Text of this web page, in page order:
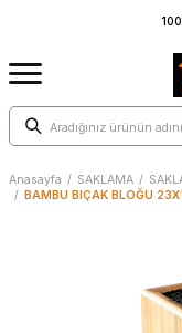
1000
Anasayfa / SAKLAMA /
/ BAMBU BIÇAK BLOĞU